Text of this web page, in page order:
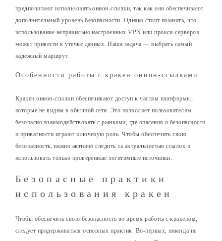
предпочитают использовать онион-ссылки, так как они обеспечивают
дополнительный уровень безопасности. Однако стоит помнить, что
использование неправильно настроенных VPN или прокси-серверов
может привести к утечке данных. Наша задача — выбрать самый
надежный маршрут.
Особенности работы с кракен онион-ссылками
Кракен онион-ссылки обеспечивают доступ к частям платформы,
которые не видны в обычной сети. Это позволяет пользователям
безопасно взаимодействовать с рынками, где опасения о безопасности
и приватности играют ключевую роль. Чтобы обеспечить свою
безопасность, важно активно следить за актуальностью ссылок и
использовать только проверенные легитимные источники.
Безопасные практики
использования кракен
Чтобы обеспечить свою безопасность во время работы с кракеном,
следует придерживаться основных практик. Во-первых, никогда не